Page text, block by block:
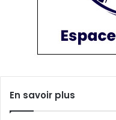
En savoir plus